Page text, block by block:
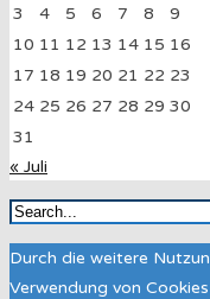
3
4 5 6 7 8
9
10 11 12 13 14 15 16
17 18 19 20 21 22 23
24 25 26 27 28 29 30
31
« Juli
Durch die weitere
Verwendung von